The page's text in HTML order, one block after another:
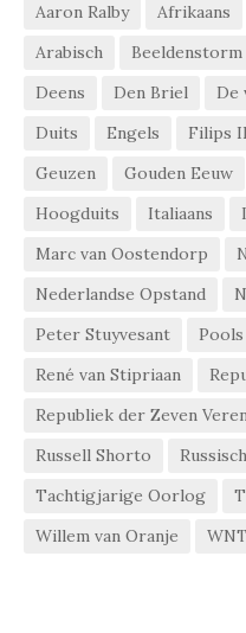
Aaron Ralby Afrikaans
Arabisch
Beeldenstorm
Deens
Den Briel De
Duits
Engels Filips II
Geuzen
Gouden Eeuw
Hoogduits
Italiaans
Marc van Oostendorp
Nederlandse Opstand
Peter Stuyvesant
Pools
René van Stipriaan
Republiek der Zeven
Russell Shorto
Russisch
Tachtigjarige Oorlog
Willem van Oranje
WNT